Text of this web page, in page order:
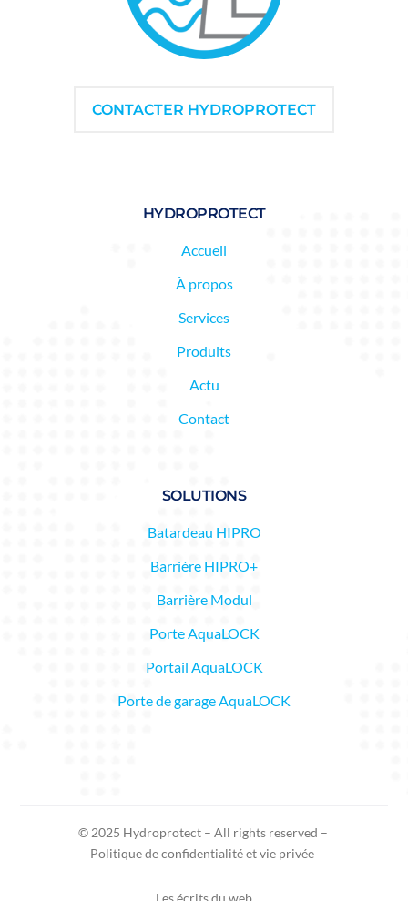
CONTACTER HYDROPROTECT
HYDROPROTECT
Accueil
À propos
Services
Produits
Actu
Contact
SOLUTIONS
Batardeau HIPRO
Barrière HIPRO+
Barrière Modul
Porte AquaLOCK
Portail AquaLOCK
Porte de garage AquaLOCK
© 2025 Hydroprotect – All rights reserved –
Politique de confidentialité et vie privée